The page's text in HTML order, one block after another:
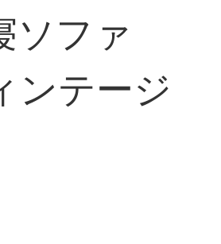
ソファ
ンテージ